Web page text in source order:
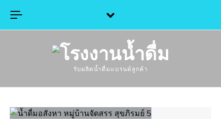
รับผลิตน้ำดื่มแบรนด์ลูกค้า